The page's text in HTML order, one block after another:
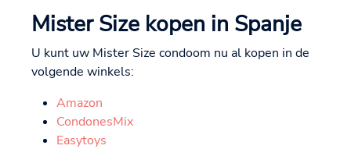
Mister Size kopen in Spanje
U kunt uw Mister Size condoom nu al kopen in de
volgende winkels:
Amazon
CondonesMix
Easytoys